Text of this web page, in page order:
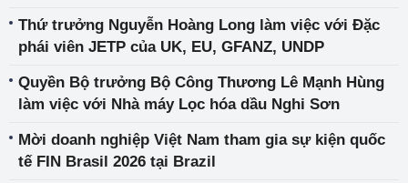
Thứ trưởng Nguyễn Hoàng Long làm việc với Đặc
phái viên JETP của UK, EU, GFANZ, UNDP
Quyền Bộ trưởng Bộ Công Thương Lê Mạnh Hùng
làm việc với Nhà máy Lọc hóa dầu Nghi Sơn
Mời doanh nghiệp Việt Nam tham gia sự kiện quốc
tế FIN Brasil 2026 tại Brazil